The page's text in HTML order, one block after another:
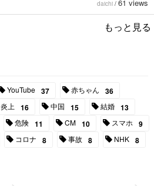
daichi / 61 views
もっと見る
YouTube 37 赤ちゃん 36
炎上 16 中国 15 結婚 13
危険 11 CM 10 スマホ 9
コロナ 8 事故 8 NHK 8